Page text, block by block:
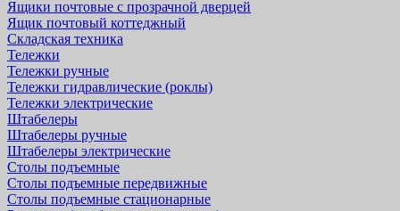
Ящики почтовые с прозрачной дверцей
Ящик почтовый коттеджный
Складская техника
Тележки
Тележки ручные
Тележки гидравлические (роклы)
Тележки электрические
Штабелеры
Штабелеры ручные
Штабелеры электрические
Столы подъемные
Столы подъемные передвижные
Столы подъемные стационарные